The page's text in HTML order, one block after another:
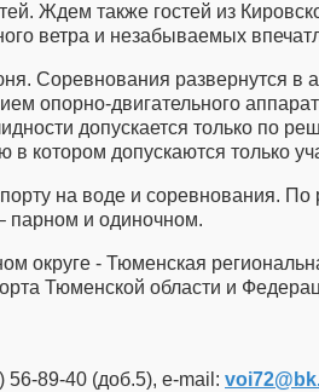
Ждем также гостей из
ветра и незабываемых
Соревнования развернутся в
опорно-двигательного
допускается только по
котором допускаются только
на воде и соревнования. По
парном и одиночном.
округе - Тюменская
Тюменской области и
89-40 (доб.5), e-mail: voi72​@